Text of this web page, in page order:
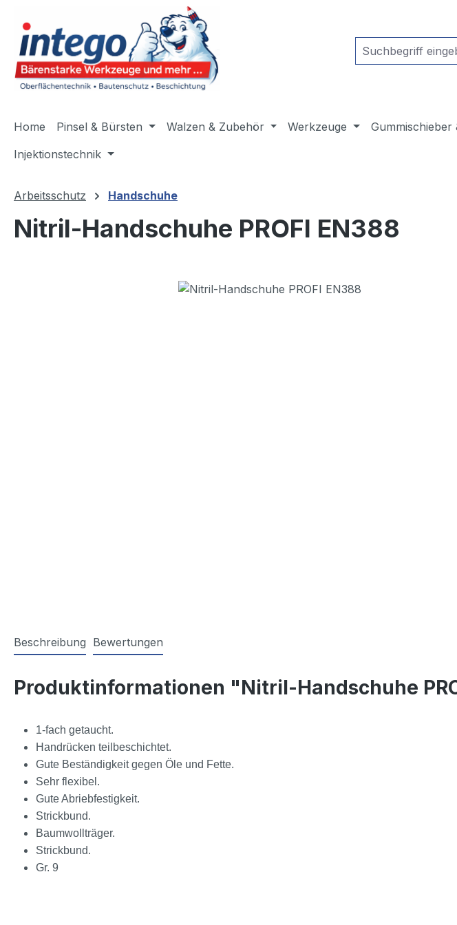
Zur Hauptnavigation springen
Home Pinsel & Bürsten Walzen & Zubehör Werkzeuge Gummischieber
Injektionstechnik
Arbeitsschutz Handschuhe
Nitril-Handschuhe PROFI EN388
Beschreibung Bewertungen
Produktinformationen "Nitril-Handschuhe
1-fach getaucht.
Handrücken teilbeschichtet.
Gute Beständigkeit gegen Öle und Fette.
Sehr flexibel.
Gute Abriebfestigkeit.
Strickbund.
Baumwollträger.
Strickbund.
Gr. 9